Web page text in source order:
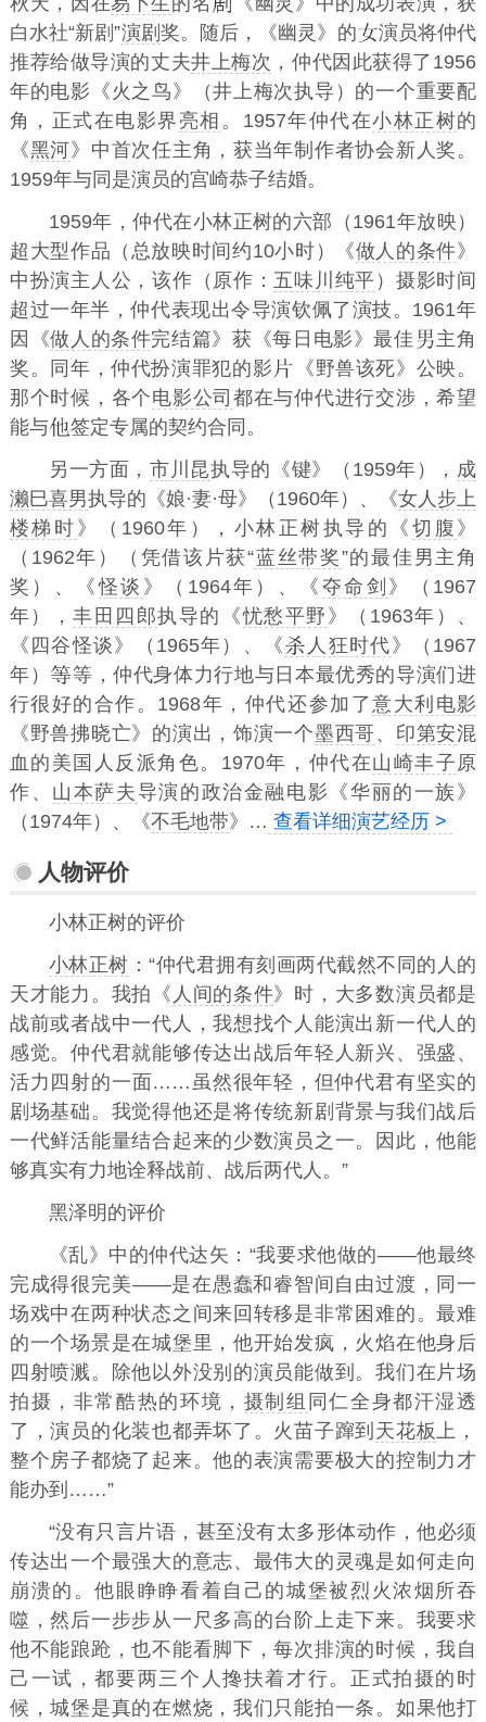
白水社“新剧”演剧 奖。随后，《幽灵》的
演员将仲代
推荐给做导演的丈夫井上梅次 ，仲代因此获得了1956
年的电影《火之鸟》（井上梅次执导）的一个重要配
角，正式在电影界 亮相 。1957年仲代在小林正树的
《黑河》中首次任主角，获当年制作者协会新人奖。
1959年与同是演员的宫崎恭子结婚。
1959年，仲代在小林正树的六部（1961年放映）
超大型作品（总放映时间约10小时）《做人的条件》
中扮演主人公，该作（原作：五味川纯平 ）摄影时间
超过一年半，仲代表现出令导演钦佩了演技。1961年
因《做人的条件完结篇》获《每日电影》最佳
主角
奖。同年，仲代扮演罪犯的影
《野兽该死》公映。
那个时候，各个电影公司都在与仲代进行交涉，希望
能与
签定专属的契约合同。
另一方面，市川昆执导的《键》（1959年）， 成
濑巳喜男执导的《娘·妻·母》（1960年）、《女人步上
楼梯时 》（1960年），小林正树执导的《 切腹 》
（1962年）（凭借该片获“蓝丝带奖”的最佳男主角
奖）、《怪谈 》（1964年）、《 夺命剑 》（1967
年），丰田四郎执导的《忧愁平野 》（1963年）、
《四谷怪谈》（1965年）、《
人狂时代 》（1967
年）
等，仲代身体力行地与日本最优秀的导演们进
行很好的合作。1968年，仲代还参加了意大利电影
《野兽拂晓亡》的演出，饰演一个墨西哥、 印第安混
血的美国人反派角色。1970年，仲代在山崎丰子 原
作、 山本萨夫导演的政治金融电影《华丽的一族》
（1974年）、《不毛地带》… 查看详细演艺经历 >
人物评价
小林正树的评价
小林正树 ：“仲代君拥有刻画两代截然不同的人的
天才能力。我拍《 人间的条件》时，大多数演员都是
战前或者战中一代人，我想找个人能演出新一代人的
感觉。仲代君就能够传达出战后年轻人新兴、强盛、
活力四射的一面……虽然很年轻，但仲代君有坚实的
剧场基础。我觉得他还是将传统新剧背景与我们战后
一代鲜活能量结合起来的少数演员之一。因此，他能
够真实有力地诠释战前、战后两代人。”
黑泽明的评价
《乱》中的仲代达矢：“我要求他做的——他最终
完成得很完美——是在愚蠢和睿智间自由过渡，同一
场戏中在两种状态之间来回转移是非常困难的。最难
的一个场景是在城堡里，他开始发疯，火焰在他身后
四射喷溅。除他以外没别的演员能做到。我们在片场
拍摄，非常酷热的环境， 摄制组 同仁全身都汗湿透
了，演员的化装也都弄坏了。火苗子蹿到 天花板上，
整个房子都烧了起来。他的表演需要极大的控制力才
能办到……”
“没有只言片语，甚至没有太多形体动作，他必须
传达出一个最强大的意志、最伟大的灵魂是如何走向
崩溃的。他眼睁睁看着自己的城堡被烈火浓烟所吞
噬，然后一步步从一尺多高的台阶上走下来。我要求
他不能踉跄，也不能看脚下，每次排演的时候，我自
己一试，都要两三个人搀扶着才行。正式拍摄的时
候，城堡是真的在燃烧，我们只能拍一条。如果他打